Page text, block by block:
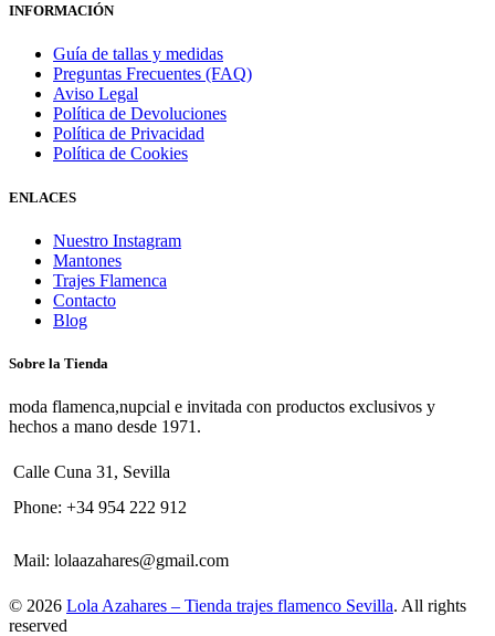
INFORMACIÓN
Guía de tallas y medidas
Preguntas Frecuentes (FAQ)
Aviso Legal
Política de Devoluciones
Política de Privacidad
Política de Cookies
ENLACES
Nuestro Instagram
Mantones
Trajes Flamenca
Contacto
Blog
Sobre la Tienda
moda flamenca,nupcial e invitada con productos exclusivos y
hechos a mano desde 1971.
Calle Cuna 31, Sevilla
Phone: +34 954 222 912
Mail: lolaazahares@gmail.com
© 2026 Lola Azahares – Tienda trajes flamenco Sevilla. All rights
reserved